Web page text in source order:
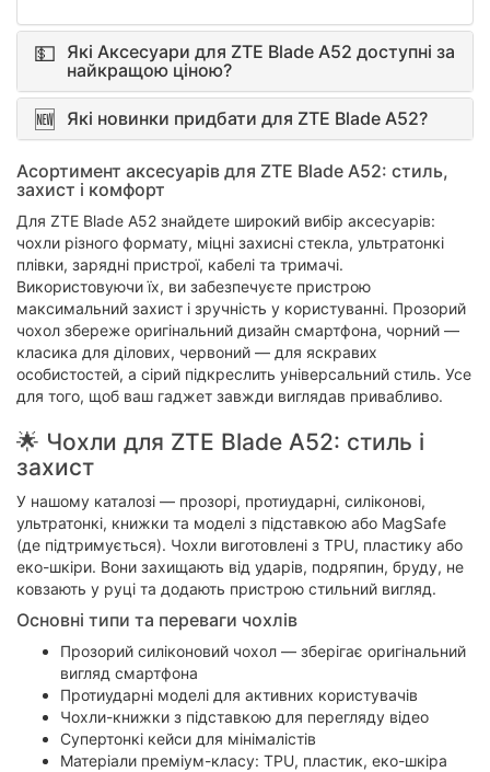
Які Аксесуари для ZTE Blade A52 доступні за
найкращою ціною?
Які новинки придбати для ZTE Blade A52?
Асортимент аксесуарів для ZTE Blade A52: стиль,
захист і комфорт
Для ZTE Blade A52 знайдете широкий вибір аксесуарів:
чохли різного формату, міцні захисні стекла, ультратонкі
плівки, зарядні пристрої, кабелі та тримачі.
Використовуючи їх, ви забезпечуєте пристрою
максимальний захист і зручність у користуванні. Прозорий
чохол збереже оригінальний дизайн смартфона, чорний —
класика для ділових, червоний — для яскравих
особистостей, а сірий підкреслить універсальний стиль. Усе
для того, щоб ваш гаджет завжди виглядав привабливо.
🌟 Чохли для ZTE Blade A52: стиль і
захист
У нашому каталозі — прозорі, протиударні, силіконові,
ультратонкі, книжки та моделі з підставкою або MagSafe
(де підтримується). Чохли виготовлені з TPU, пластику або
еко-шкіри. Вони захищають від ударів, подряпин, бруду, не
ковзають у руці та додають пристрою стильний вигляд.
Основні типи та переваги чохлів
Прозорий силіконовий чохол — зберігає оригінальний
вигляд смартфона
Протиударні моделі для активних користувачів
Чохли-книжки з підставкою для перегляду відео
Супертонкі кейси для мінімалістів
Матеріали преміум-класу: TPU, пластик, еко-шкіра